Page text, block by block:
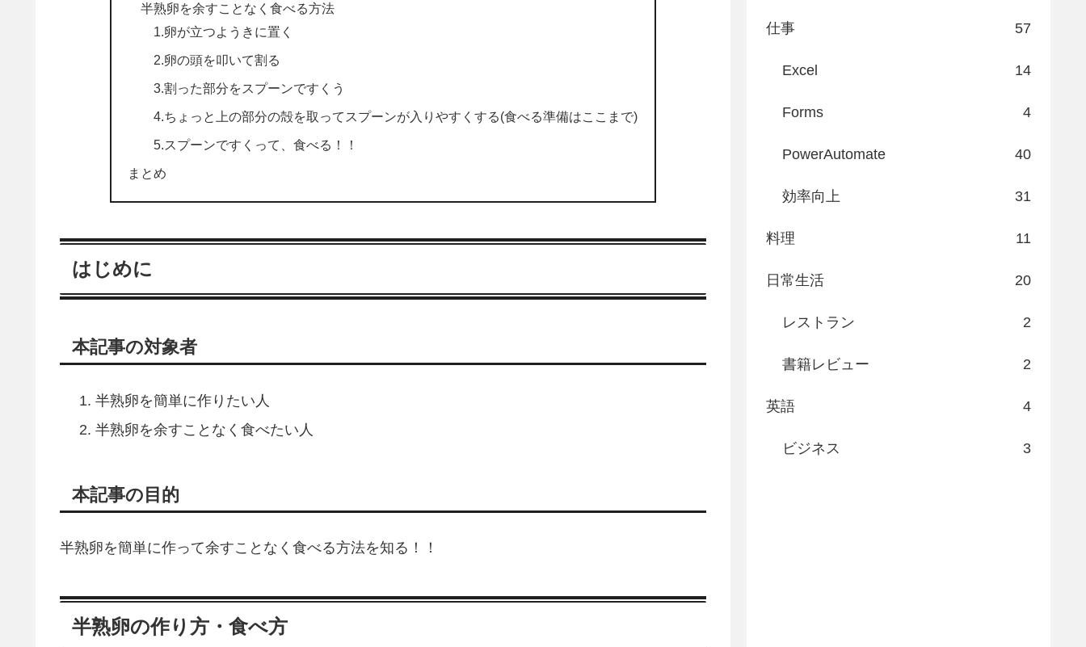
半熟卵を余すことなく食べる方法
1.卵が立つようきに置く
2.卵の頭を叩いて割る
3.割った部分をスプーンですくう
4.ちょっと上の部分の殻を取ってスプーンが入りやすくする(食べる準備はここまで)
5.スプーンですくって、食べる！！
まとめ
はじめに
本記事の対象者
半熟卵を簡単に作りたい人
半熟卵を余すことなく食べたい人
本記事の目的
半熟卵を簡単に作って余すことなく食べる方法を知る！！
半熟卵の作り方・食べ方
仕事 57
Excel 14
Forms 4
PowerAutomate 40
効率向上 31
料理 11
日常生活 20
レストラン 2
書籍レビュー 2
英語 4
ビジネス 3